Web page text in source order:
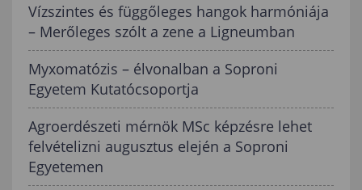
Vízszintes és függőleges hangok harmóniája
– Merőleges szólt a zene a Ligneumban
Myxomatózis – élvonalban a Soproni
Egyetem Kutatócsoportja
Agroerdészeti mérnök MSc képzésre lehet
felvételizni augusztus elején a Soproni
Egyetemen